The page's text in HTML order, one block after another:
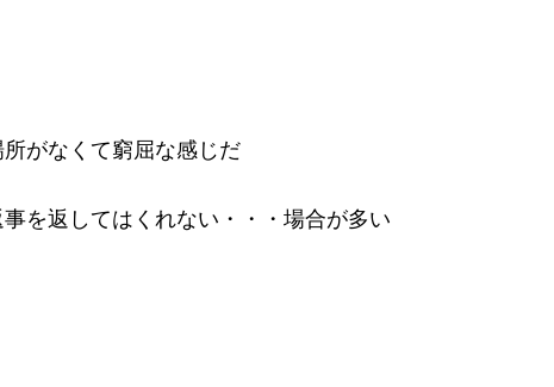
がなくて窮屈な感じだ
を返してはくれない・・・場合が多い